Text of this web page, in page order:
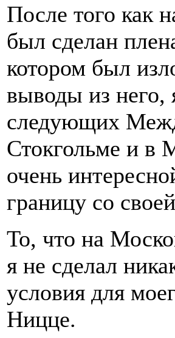
После того как
был сделан
котором был
выводы из него,
следующих
Стокгольме и в
очень
границу со
То, что на
я не сделал
условия для
Ницце.